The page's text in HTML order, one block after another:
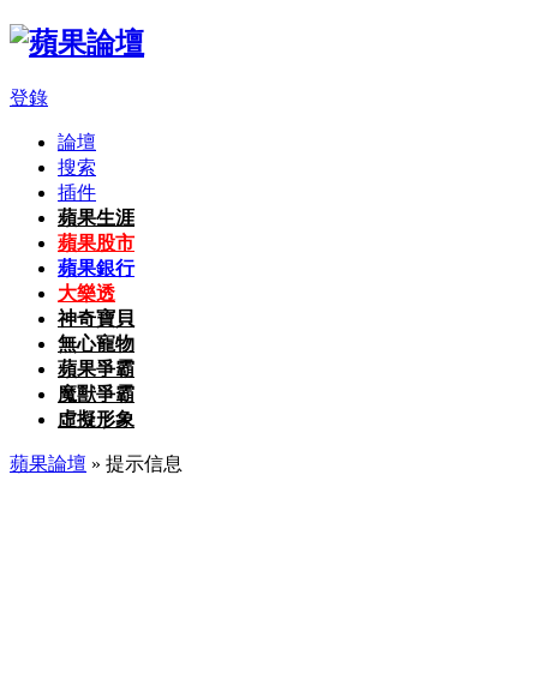
登錄
論壇
搜索
插件
蘋果生涯
蘋果股市
蘋果銀行
大樂透
神奇寶貝
無心寵物
蘋果爭霸
魔獸爭霸
虛擬形象
蘋果論壇 » 提示信息